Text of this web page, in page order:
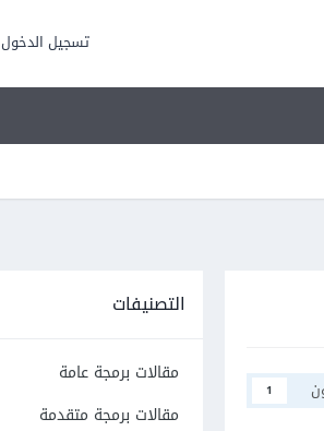
تسجيل الدخول
1
التصنيفات
مقالات برمجة عامة
مقالات برمجة متقدمة